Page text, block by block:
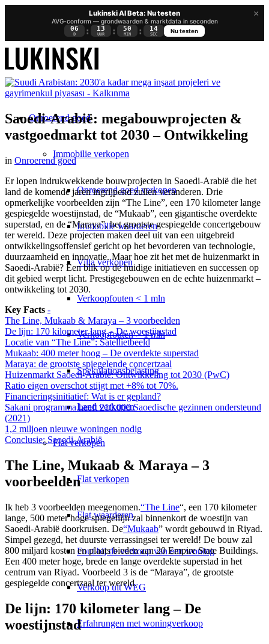
×
Lukinski AI Beta: Nu testen
AVG-conform — grondwaarden & marktdata in seconden
06
D : 13
UUR : 50
MIN : 13
SEC
Nu testen
Onroerend goed
Immobilie verkopen
Onroerend goed verkopen
Immobilie waarderen
Villa verkopen
Verkoopfouten < 1 mln
Verkoopfouten > 1 mln
Spekulationsbelasting
Land verkopen
Flatverkopen
Flat verkopen
Flat waarderen
Fout bij de verkoop van een woning
Verkoop uit WEG
Erfahrungen met woningverkoop
Saoedi-Arabië: megabouwprojecten &
vastgoedmarkt tot 2030 – Ontwikkeling
in Onroerend goed
Er lopen indrukwekkende bouwprojecten in Saoedi-Arabië die het
land de komende jaren ingrijpend zullen veranderen. Drie
opmerkelijke voorbeelden zijn “The Line”, een 170 kilometer lange
gespiegelde woestijnstad, de “Mukaab”, een gigantische overdekte
superstad, en de “Maraya”, het grootste gespiegelde concertgebouw
ter wereld. Deze projecten maken deel uit van een uitgebreid
ontwikkelingsoffensief gericht op het bevorderen van technologie,
duurzaamheid en innovatie. Maar hoe zit het met de huizenmarkt in
Saoedi-Arabië? Een blik op de huidige initiatieven en successen op
dit gebied werpt licht. Prestigegebouwen en de echte huizenmarkt –
ontwikkeling tot 2030.
Key Facts -
The Line, Mukaab & Maraya – 3 voorbeelden
De lijn: 170 kilometer lang – De woestijnstad
Locatie van “The Line”: Satellietbeeld
Mukaab: 400 meter hoog – De overdekte superstad
Maraya: de grootste spiegelende concertzaal
Huizenmarkt Saoedi-Arabië: Ontwikkeling tot 2030 (PwC)
Ratio eigen overschot stijgt met +8% tot 70%.
Financieringsinitiatief: Wat is er gepland?
Sakani programma heeft 210.000 Saoedische gezinnen ondersteund
(2021)
1,2 miljoen nieuwe woningen nodig
Conclusie: Saoedi-Arabië
The Line, Mukaab & Maraya – 3
voorbeelden
Ik heb 3 voorbeelden meegenomen.“The Line“, een 170 kilometer
lange, 500 meter hoge spiegellijn zal binnenkort de woestijn van
Saoedi-Arabië doorkruisen. De“Mukaab” wordt gebouwd in Riyad.
Simpel gezegd, het duurste verrassingsei ter wereld! De bouw zal
800 miljard kosten en plaats bieden aan 20 Empire State Buildings.
Een 400 meter hoge, brede en lange overdekte superstad in het
centrum van Riyad. Voorbeeld 3 is de “Maraya”, de grootste
gespiegelde concertzaal ter wereld.
De lijn: 170 kilometer lang – De
woestijnstad